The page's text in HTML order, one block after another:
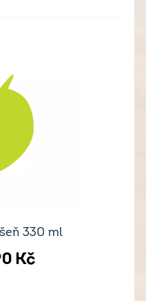
330 ml
Kč